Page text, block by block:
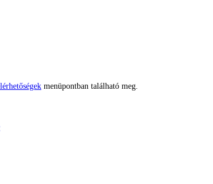
menüpontban található meg.